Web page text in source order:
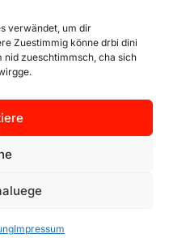
verwändet, um dir
Zuestimmig könne drbi dini
nid zueschtimmsch, cha sich
Impressum
Impressum
Cookie-Richtlinien
(folgt)